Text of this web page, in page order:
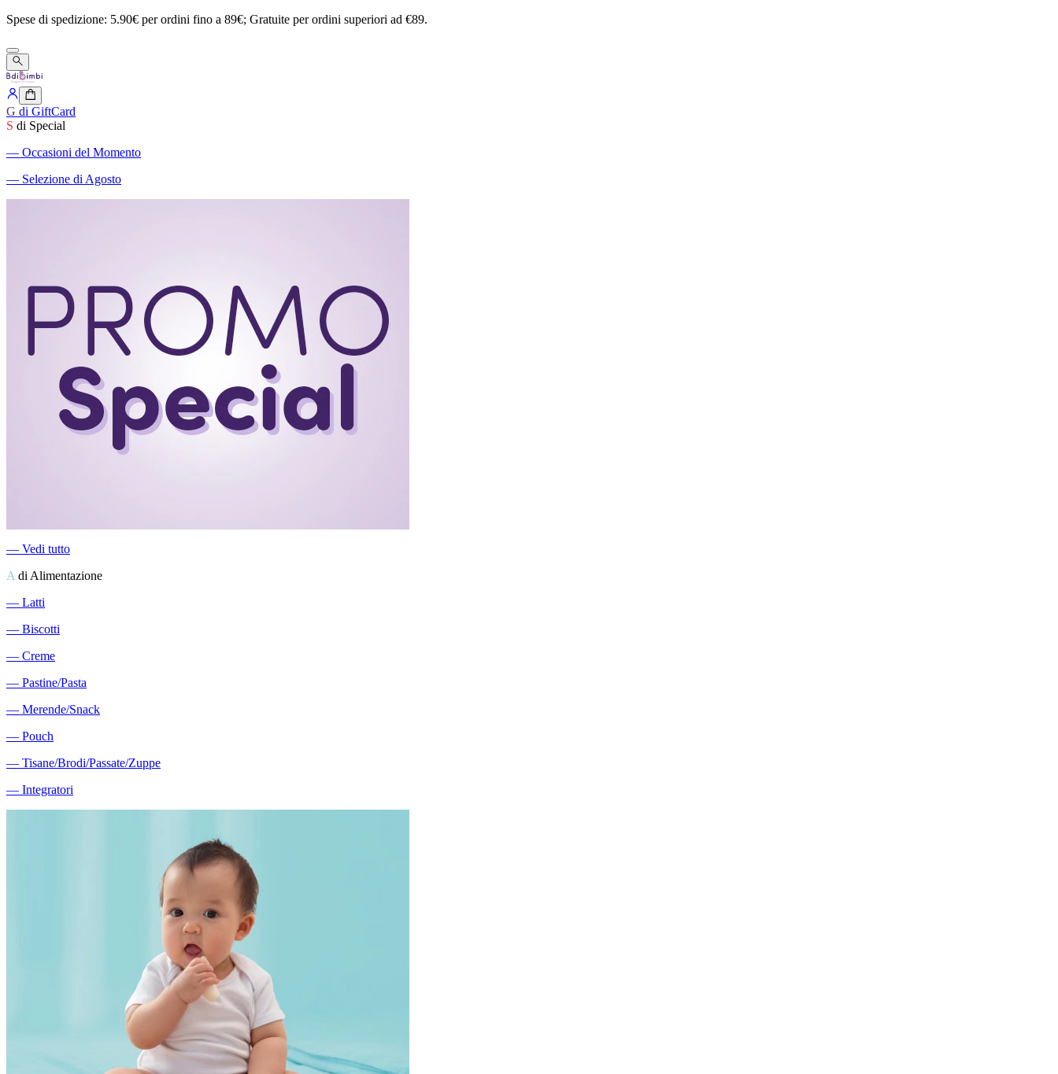
Spese di spedizione: 5.90€ perordini fino a 89€; Gratuite perordini superiori ad €89.
G di GiftCard
S di Special
― Occasioni del Momento
― Selezione di Agosto
― Vedi tutto
A di Alimentazione
― Latti
― Biscotti
― Creme
― Pastine/Pasta
― Merende/Snack
― Pouch
― Tisane/Brodi/Passate/Zuppe
― Integratori